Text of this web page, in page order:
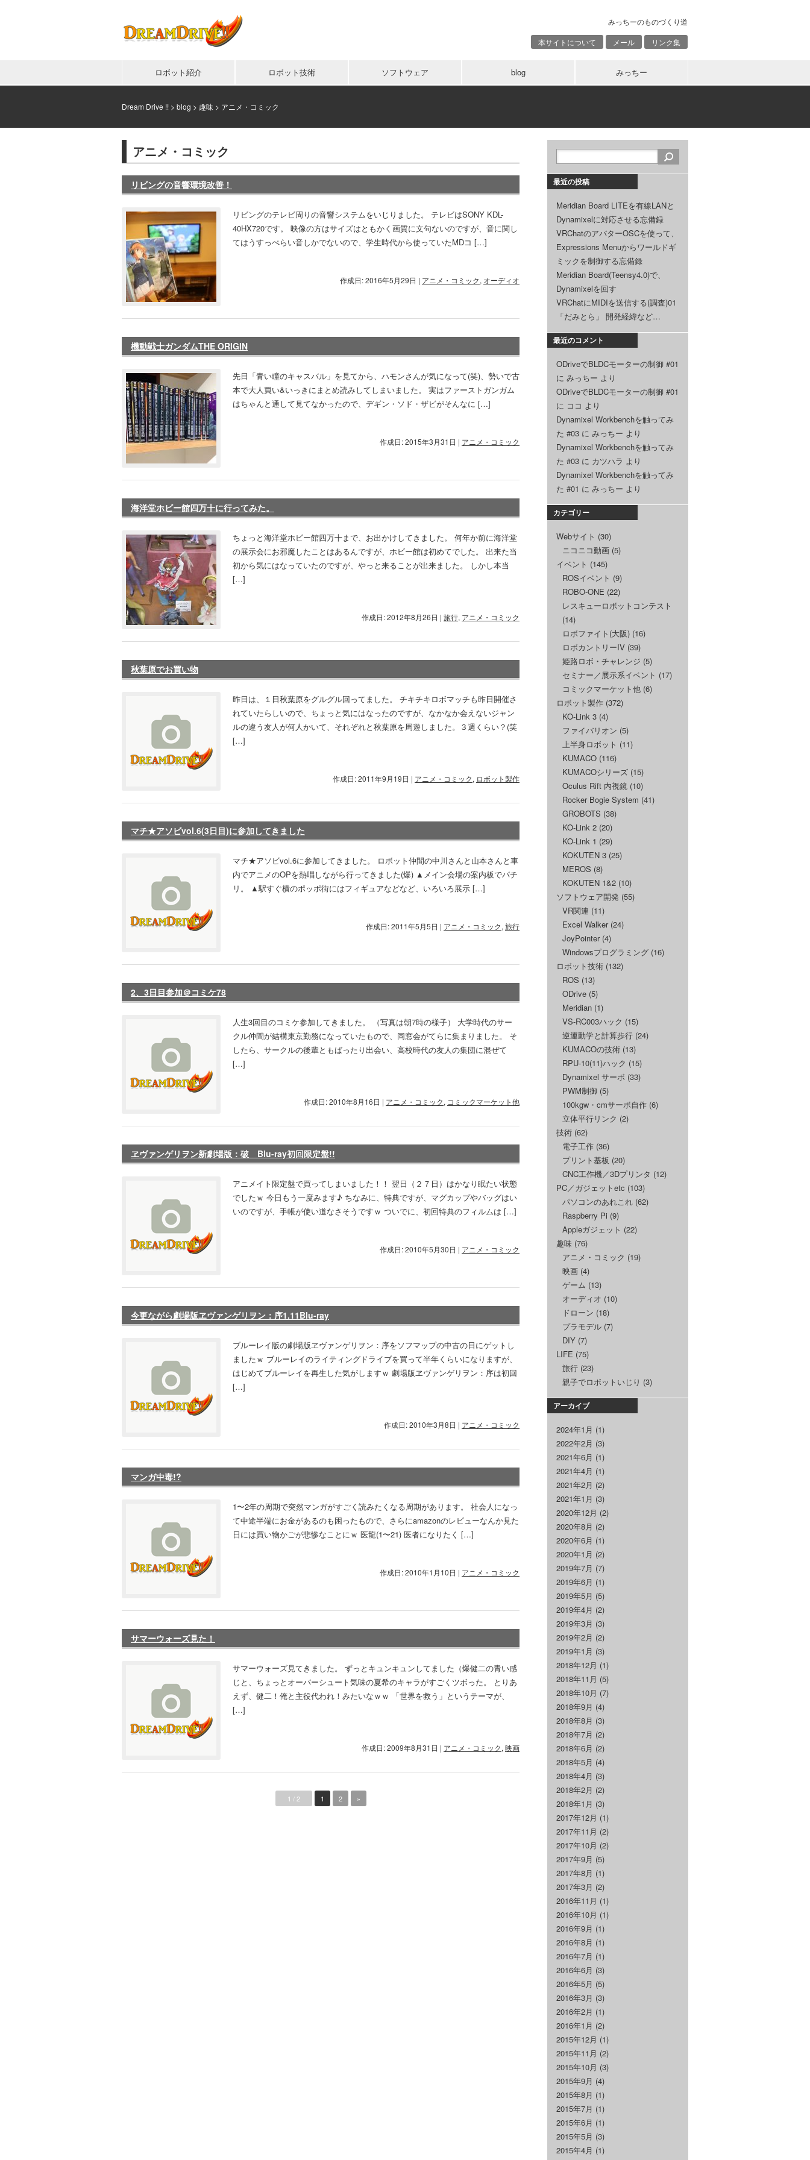
みっちーのものづくり道
本サイトについて
メール リンク集
ロボット紹介 ロボット技術 ソフトウェア blog みっちー
Dream Drive !! > blog > 趣味 > アニメ・コミック
アニメ・コミック
リビングの音響環境改善！
リビングのテレビ周りの音響システムをいじりました。 テレビはSONY KDL-
40HX720です。 映像の方はサイズはともかく画質に文句ないのですが、音に関し
てはうすっぺらい音しかでないので、学生時代から使っていたMDコ […]
作成日: 2016年5月29日 | アニメ・コミック, オーディオ
機動戦士ガンダムTHE ORIGIN
先日「青い瞳のキャスバル」を見てから、ハモンさんが気になって(笑)、勢いで古
本で大人買い&いっきにまとめ読みしてしまいました。 実はファーストガンガム
はちゃんと通して見てなかったので、デギン・ソド・ザビがそんなに […]
作成日: 2015年3月31日 | アニメ・コミック
海洋堂ホビー館四万十に行ってみた。
ちょっと海洋堂ホビー館四万十まで、お出かけしてきました。 何年か前に海洋堂
の展示会にお邪魔したことはあるんですが、ホビー館は初めてでした。 出来た当
初から気にはなっていたのですが、やっと来ることが出来ました。 しかし本当
[…]
作成日: 2012年8月26日 | 旅行, アニメ・コミック
秋葉原でお買い物
昨日は、１日秋葉原をグルグル回ってました。 チキチキロボマッチも昨日開催さ
れていたらしいので、ちょっと気にはなったのですが、なかなか会えないジャン
ルの違う友人が何人かいて、それぞれと秋葉原を周遊しました。３週くらい？(笑
[…]
作成日: 2011年9月19日 | アニメ・コミック, ロボット製作
マチ★アソビvol.6(3日目)に参加してきました
マチ★アソビvol.6に参加してきました。 ロボット仲間の中川さんと山本さんと車
内でアニメのOPを熱唱しながら行ってきました(爆) ▲メイン会場の案内板でパチ
リ。 ▲駅すぐ横のポッポ街にはフィギュアなどなど、いろいろ展示 […]
作成日: 2011年5月5日 | アニメ・コミック, 旅行
2、3日目参加＠コミケ78
人生3回目のコミケ参加してきました。 （写真は朝7時の様子） 大学時代のサー
クル仲間が結構東京勤務になっていたもので、同窓会がてらに集まりました。 そ
したら、サークルの後輩ともばったり出会い、高校時代の友人の集団に混ぜて
[…]
作成日: 2010年8月16日 | アニメ・コミック, コミックマーケット他
ヱヴァンゲリヲン新劇場版：破 Blu-ray初回限定盤!!
アニメイト限定盤で買ってしまいました！！ 翌日（２７日）はかなり眠たい状態
でしたｗ 今日もう一度みます♪ ちなみに、特典ですが、マグカップやバッグはい
いのですが、手帳が使い道なさそうですｗ ついでに、初回特典のフィルムは […]
作成日: 2010年5月30日 | アニメ・コミック
今更ながら劇場版ヱヴァンゲリヲン：序1.11Blu-ray
ブルーレイ版の劇場版ヱヴァンゲリヲン：序をソフマップの中古の日にゲットし
ましたｗ ブルーレイのライティングドライブを買って半年くらいになりますが、
はじめてブルーレイを再生した気がしますｗ 劇場版ヱヴァンゲリヲン：序は初回
[…]
作成日: 2010年3月8日 | アニメ・コミック
マンガ中毒!?
1〜2年の周期で突然マンガがすごく読みたくなる周期があります。 社会人になっ
て中途半端にお金があるのも困ったもので、さらにamazonのレビューなんか見た
日には買い物かごが悲惨なことにｗ 医龍(1〜21) 医者になりたく […]
作成日: 2010年1月10日 | アニメ・コミック
サマーウォーズ見た！
サマーウォーズ見てきました。 ずっとキュンキュンしてました（爆健二の青い感
じと、ちょっとオーバーシュート気味の夏希のキャラがすごくツボった。 とりあ
えず、健二！俺と主役代われ！みたいなｗｗ 「世界を救う」というテーマが、
[…]
作成日: 2009年8月31日 | アニメ・コミック, 映画
1 / 2 1 2 »
最近の投稿
Meridian Board LITEを有線LANと
Dynamixelに対応させる忘備録
VRChatのアバターOSCを使って、
Expressions Menuからワールドギ
ミックを制御する忘備録
Meridian Board(Teensy4.0)で、
Dynamixelを回す
VRChatにMIDIを送信する(調査)01
「だみとら」 開発経緯など…
最近のコメント
ODriveでBLDCモーターの制御 #01
に みっちー より
ODriveでBLDCモーターの制御 #01
に ココ より
Dynamixel Workbenchを触ってみ
た #03 に みっちー より
Dynamixel Workbenchを触ってみ
た #03 に カツハラ より
Dynamixel Workbenchを触ってみ
た #01 に みっちー より
カテゴリー
Webサイト (30)
ニコニコ動画 (5)
イベント (145)
ROSイベント (9)
ROBO-ONE (22)
レスキューロボットコンテスト
(14)
ロボファイト(大阪) (16)
ロボカントリーIV (39)
姫路ロボ・チャレンジ (5)
セミナー／展示系イベント (17)
コミックマーケット他 (6)
ロボット製作 (372)
KO-Link 3 (4)
ファイバリオン (5)
上半身ロボット (11)
KUMACO (116)
KUMACOシリーズ (15)
Oculus Rift 内視鏡 (10)
Rocker Bogie System (41)
GROBOTS (38)
KO-Link 2 (20)
KO-Link 1 (29)
KOKUTEN 3 (25)
MEROS (8)
KOKUTEN 1&2 (10)
ソフトウェア開発 (55)
VR関連 (11)
Excel Walker(24)
JoyPointer(4)
Windowsプログラミング (16)
ロボット技術 (132)
ROS (13)
ODrive (5)
Meridian (1)
VS-RC003ハック (15)
逆運動学と計算歩行 (24)
KUMACOの技術 (13)
RPU-10(11)ハック (15)
Dynamixel サーボ (33)
PWM制御 (5)
100kgw・cmサーボ自作 (6)
立体平行リンク (2)
技術 (62)
電子工作 (36)
プリント基板 (20)
CNC工作機／3Dプリンタ (12)
PC／ガジェットetc (103)
パソコンのあれこれ (62)
Raspberry Pi (9)
Appleガジェット (22)
趣味 (76)
アニメ・コミック (19)
映画 (4)
ゲーム (13)
オーディオ (10)
ドローン (18)
プラモデル (7)
DIY (7)
LIFE (75)
旅行 (23)
親子でロボットいじり (3)
アーカイブ
2024年1月 (1)
2022年2月 (3)
2021年6月 (1)
2021年4月 (1)
2021年2月 (2)
2021年1月 (3)
2020年12月 (2)
2020年8月 (2)
2020年6月 (1)
2020年1月 (2)
2019年7月 (7)
2019年6月 (1)
2019年5月 (5)
2019年4月 (2)
2019年3月 (3)
2019年2月 (2)
2019年1月 (3)
2018年12月 (1)
2018年11月 (5)
2018年10月 (7)
2018年9月 (4)
2018年8月 (3)
2018年7月 (2)
2018年6月 (2)
2018年5月 (4)
2018年4月 (3)
2018年2月 (2)
2018年1月 (3)
2017年12月 (1)
2017年11月 (2)
2017年10月 (2)
2017年9月 (5)
2017年8月 (1)
2017年3月 (2)
2016年11月 (1)
2016年10月 (1)
2016年9月 (1)
2016年8月 (1)
2016年7月 (1)
2016年6月 (3)
2016年5月 (5)
2016年3月 (3)
2016年2月 (1)
2016年1月 (2)
2015年12月 (1)
2015年11月 (2)
2015年10月 (3)
2015年9月 (4)
2015年8月 (1)
2015年7月 (1)
2015年6月 (1)
2015年5月 (3)
2015年4月 (1)